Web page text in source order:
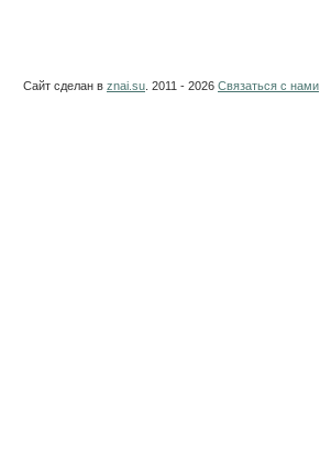
Сайт сделан в znai.su . 2011 - 2026 Связаться с нами